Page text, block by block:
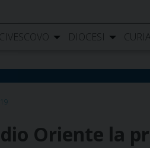
DIOCESI CURIA
Oriente la